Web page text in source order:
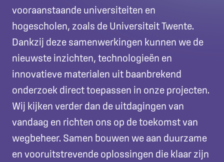
vooraanstaande universiteiten en
hogescholen, zoals de Universiteit Twente.
Dankzij deze samenwerkingen kunnen we de
nieuwste inzichten, technologieën en
innovatieve materialen uit baanbrekend
onderzoek direct toepassen in onze projecten.
Wij kijken verder dan de uitdagingen van
vandaag en richten ons op de toekomst van
wegbeheer. Samen bouwen we aan duurzame
en vooruitstrevende oplossingen die klaar zijn